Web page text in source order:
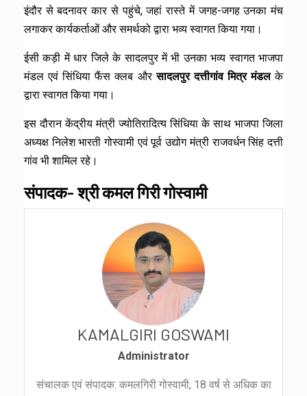
इंदौर से बदनावर कार से पहुंचे, जहां रास्ते में जगह-जगह उनका मंच
लगाकर कार्यकर्ताओं और समर्थको द्वारा भव्य स्वागत किया गया।
ईसी कड़ी में धार जिले के सादलपुर में भी उनका भव्य स्वागत भाजपा
मंडल एवं सिंधिया फैंस क्लब औरसादलपुर दत्तीगांव मित्र मंडलके
द्वारा स्वागत किया गया।
इस दौरान केंद्रीय मंत्री ज्योतिरादित्य सिंधिया के साथ भाजपा जिला
अध्यक्ष निलेश भारती गोस्वामी एवं पूर्व उद्योग मंत्री राजवर्धन सिंह दत्ती
गांव भी शामिल रहे।
संपादक- श्री कमल गिरी गोस्वामी
KAMALGIRI GOSWAMI
Administrator
संचालक एवं संपादक: कमलगिरी गोस्वामी, 18 वर्ष से अधिक का